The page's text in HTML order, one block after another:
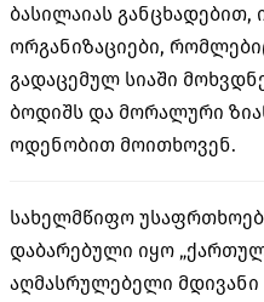
ბასილაიას განცხადებით,
ორგანიზაციები,
გადაცემულ სიაში
ბოდიშს და მორალური
ოდენობით მოითხოვენ.
სახელმწიფო
დაბარებული იყო
აღმასრულებელი მდივანი